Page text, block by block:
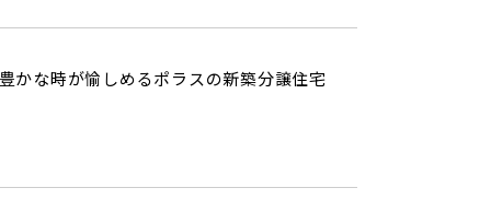
かな時が愉しめるポラスの新築分譲住宅